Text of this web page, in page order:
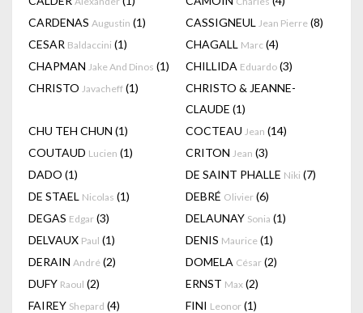
CARDENAS Augustin (1) CASSIGNEUL Jean Pierre (8)
CESAR Baldaccini (1) CHAGALL Marc (4)
CHAPMAN Jake And Dinos (1) CHILLIDA Eduardo (3)
CHRISTO Javacheff (1)
CHRISTO & JEANNE-
CLAUDE (1)
CHU TEH CHUN (1) COCTEAU Jean (14)
COUTAUD Lucien (1) CRITON Jean (3)
DADO (1) DE SAINT PHALLE Niki (7)
DE STAEL Nicolas (1) DEBRÉ Olivier (6)
DEGAS Edgar (3) DELAUNAY Sonia (1)
DELVAUX Paul (1) DENIS Maurice (1)
DERAIN André (2) DOMELA César (2)
DUFY Raoul (2) ERNST Max (2)
FAIREY Shepard (4) FINI Leonor (1)